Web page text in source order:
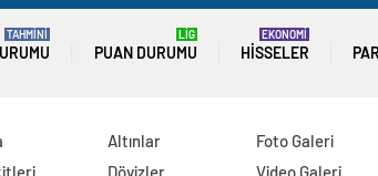
TAHMİNİ
PUAN DURUMU
LİG
HISSELER
EKONOMİ
Altınlar
Dövizler
Foto Galeri
Video Galeri